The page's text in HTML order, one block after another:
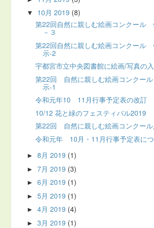
▼ 10月 2019 (8)
第22回自然に親しむ絵画コンクール
－３
第22回自然に親しむ絵画コンクール
示-2
宇都宮市立中央図書館に絵画/写真の
第22回 自然に親しむ絵画コンクー
示-1
令和元年10 11月行事予定表の改訂
10/12 花と緑のフェスティバル
第22回 自然に親しむ絵画コンクール
令和元年 10月・11月行事予定表に
►8月 2019 (1)
►7月 2019 (3)
►6月 2019 (1)
►5月 2019 (1)
►4月 2019 (4)
►3月 2019 (1)